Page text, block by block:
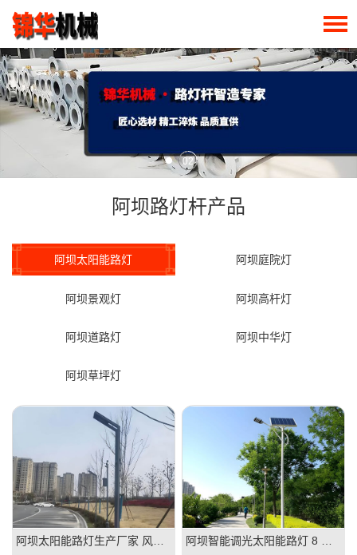
02
阿坝路灯杆产品
阿坝太阳能路灯 阿坝庭院灯
阿坝景观灯 阿坝高杆灯
阿坝道路灯 阿坝中华灯
阿坝草坪灯